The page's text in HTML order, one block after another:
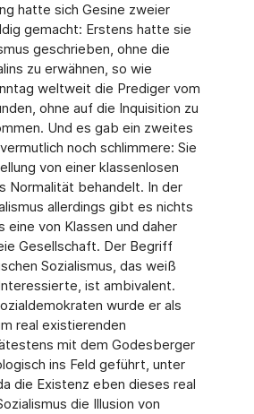
hatte sich Gesine zweier
gemacht: Erstens hatte sie
geschrieben, ohne die
zu erwähnen, so wie
weltweit die Prediger vom
ohne auf die Inquisition zu
Und es gab ein zweites
noch schlimmere: Sie
von einer klassenlosen
Normalität behandelt. In der
allerdings gibt es nichts
eine von Klassen und daher
Gesellschaft. Der Begriff
Sozialismus, das weiß
ist ambivalent.
wurde er als
real existierenden
mit dem Godesberger
ins Feld geführt, unter
die Existenz eben dieses real
die Illusion von